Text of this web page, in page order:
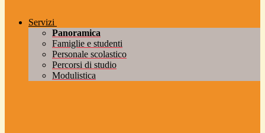
Servizi
Panoramica
Famiglie e studenti
Personale scolastico
Percorsi di studio
Modulistica